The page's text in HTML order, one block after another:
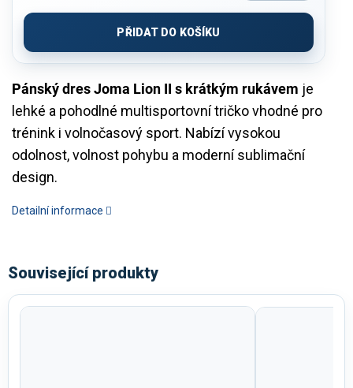
Pánský dres Joma Lion II s krátkým rukávem je
lehké a pohodlné multisportovní tričko vhodné pro
trénink i volnočasový sport. Nabízí vysokou
odolnost, volnost pohybu a moderní sublimační
design.
Detailní informace
cena:
PŘIDAT DO KOŠÍKU
Související produkty